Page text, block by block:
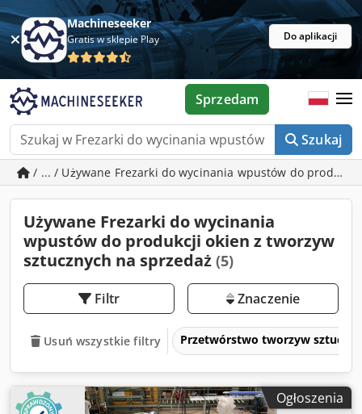
Machineseeker
Gratis w sklepie Play Do aplikacji
Szukaj
Sprzedam
/ ... / Używane Frezarki do wycinania wpustów do
Używane Frezarki do wycinania
wpustów do produkcji okien z tworzyw
sztucznych na sprzedaż (5)
Filtr Znaczenie
Usuń wszystkie filtry Przetwórstwo tworzyw
Ogłoszenia